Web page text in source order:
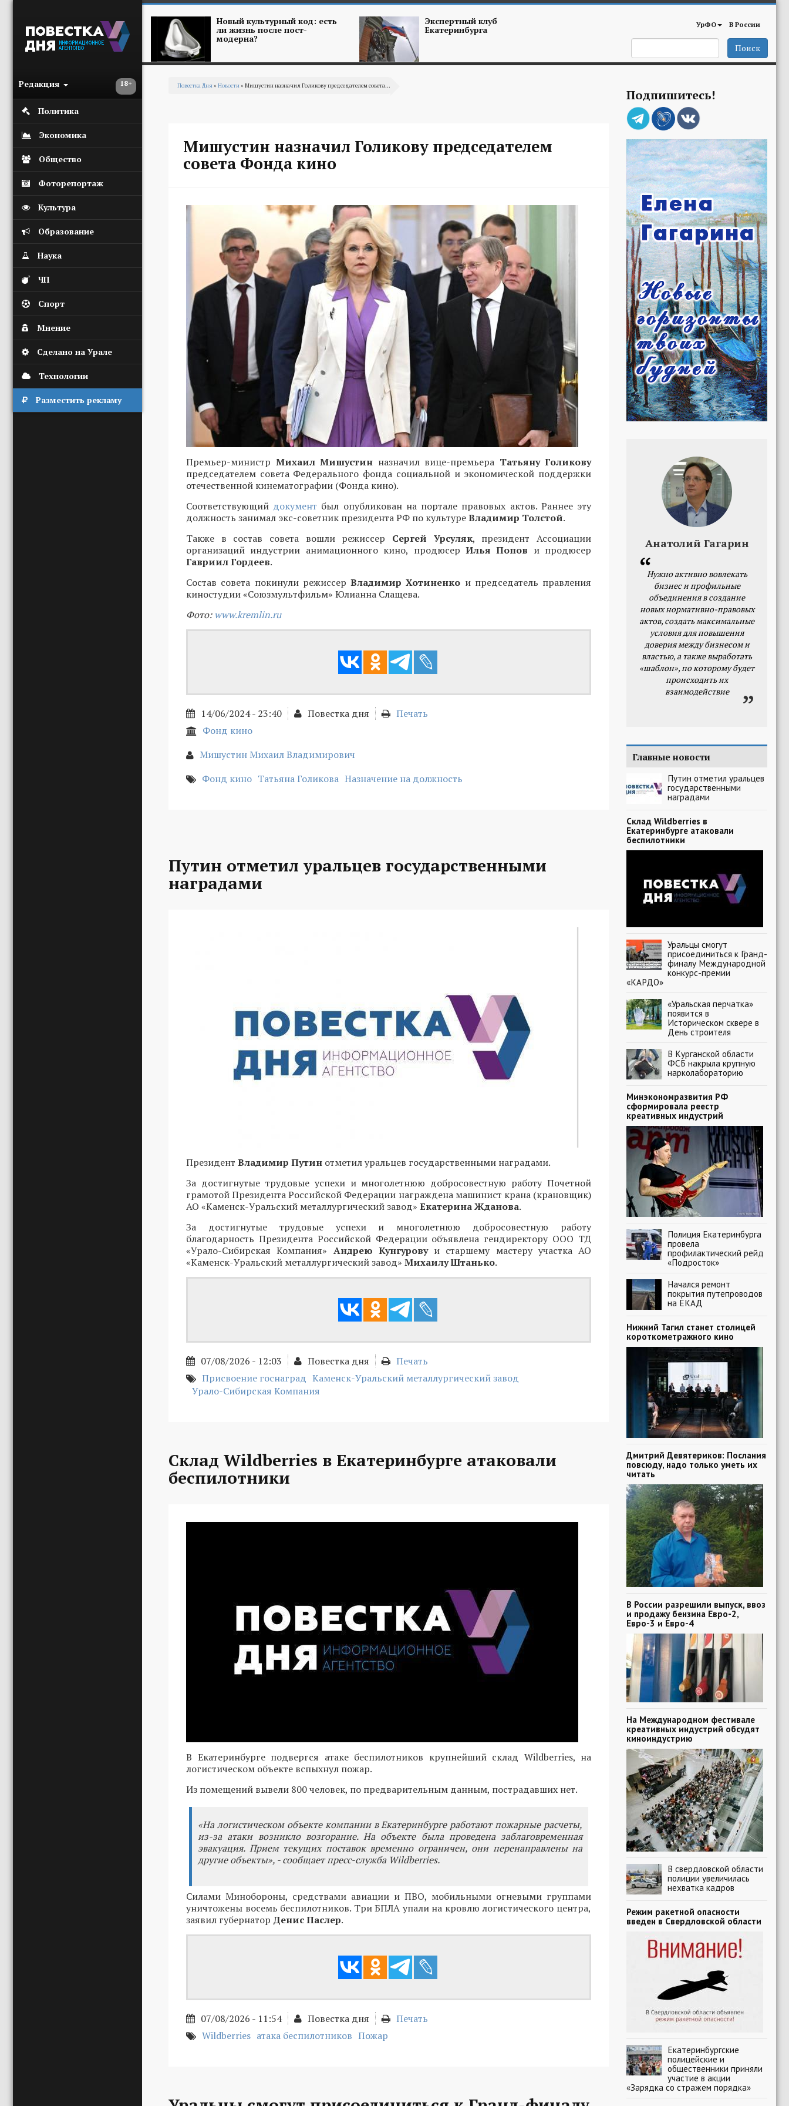
18+
Редакция
Политика
Экономика
Общество
Фоторепортаж
Культура
Образование
Наука
ЧП
Спорт
Мнение
Сделано на Урале
Технологии
Разместить рекламу
Новый культурный код: есть
ли жизнь после пост-
модерна?
Экспертный клуб
Екатеринбурга УрФО В России
Поиск
Повестка Дня» Новости» Мишустин назначил Голикову председателем совета...
Мишустин назначил Голикову председателем
совета Фонда кино
Премьер-министр Михаил Мишустин назначил вице-премьера Татьяну Голикову
председателем совета Федерального фонда социальной и экономической поддержки
отечественной кинематографии (Фонда кино).
Соответствующий документ был опубликован на портале правовых актов. Раннее эту
должность занимал экс-советник президента РФ по культуреВладимир Толстой.
Также в состав совета вошли режиссер Сергей Урсуляк, президент Ассоциации
организаций индустрии анимационного кино, продюсер Илья Попов и продюсер
Гавриил Гордеев.
Состав совета покинули режиссер Владимир Хотиненко и председатель правления
киностудии «Союзмультфильм» Юлианна Слащева.
Фото: www.kremlin.ru
14/06/2024 - 23:40 Повестка дня
Печать
Фонд кино
Мишустин Михаил Владимирович
Фонд кино Татьяна Голикова Назначение на должность
Путин отметил уральцев государственными
наградами
Президент Владимир Путин отметил уральцев государственными наградами.
За достигнутые трудовые успехи и многолетнюю добросовестную работу Почетной
грамотой Президента Российской Федерации награждена машинист крана (крановщик)
АО «Каменск-Уральский металлургический завод» Екатерина Жданова.
За достигнутые трудовые успехи и многолетнюю добросовестную работу
благодарность Президента Российской Федерации объявлена гендиректору ООО ТД
«Урало-Сибирская Компания» Андрею Кунгуровуи старшему мастеру участка АО
«Каменск-Уральский металлургический завод» Михаилу Штанько.
07/08/2026 - 12:03 Повестка дня
Печать
Присвоение госнаград Каменск-Уральский металлургический завод
Урало-Сибирская Компания
Склад Wildberries в Екатеринбурге атаковали
беспилотники
В Екатеринбурге подвергся атаке беспилотников крупнейший склад Wildberries, на
логистическом объекте вспыхнул пожар.
Из помещений вывели 800 человек, по предварительным данным, пострадавших нет.
«На логистическом объекте компании в Екатеринбурге работают пожарные расчеты,
из-за атаки возникло возгорание. На объекте была проведена заблаговременная
эвакуация. Прием текущих поставок временно ограничен, они перенаправлены на
другие объекты», - сообщает пресс-служба Wildberries.
Силами Минобороны, средствами авиации и ПВО, мобильными огневыми группами
уничтожены восемь беспилотников. Три БПЛА упали на кровлю логистического центра,
заявил губернатор Денис Паслер.
07/08/2026 - 11:54 Повестка дня
Печать
Wildberries атака беспилотников Пожар
Подпишитесь!
Анатолий Гагарин
Нужно активно вовлекать
бизнес и профильные
объединения в создание
новых нормативно-правовых
актов, создать максимальные
условия для повышения
доверия между бизнесом и
властью, а также выработать
«шаблон», по которому будет
происходить их
взаимодействие
Главные новости
Путин отметил уральцев
государственными
наградами
Склад Wildberries в
Екатеринбурге атаковали
беспилотники
Уральцы смогут
присоединиться к Гранд-
финалу Международной
конкурс-премии
«КАРДО»
«Уральская перчатка»
появится в
Историческом сквере в
День строителя
В Курганской области
ФСБ накрыла крупную
нарколабораторию
Минэкономразвития РФ
сформировала реестр
креативных индустрий
Полиция Екатеринбурга
провела
профилактический рейд
«Подросток»
Начался ремонт
покрытия путепроводов
на ЕКАД
Нижний Тагил станет столицей
короткометражного кино
Дмитрий Девятериков: Послания
повсюду, надо только уметь их
читать
В России разрешили выпуск, ввоз
и продажу бензина Евро-2,
Евро-3 и Евро-4
На Международном фестивале
креативных индустрий обсудят
киноиндустрию
В свердловской области
полиции увеличилась
нехватка кадров
Режим ракетной опасности
введен в Свердловской области
Екатеринбургские
полицейские и
общественники приняли
участие в акции
«Зарядка со стражем порядка»